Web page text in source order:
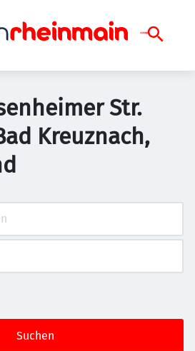
Str.
Kreuznach,
Suchen